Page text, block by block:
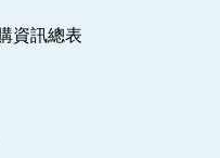
資訊總表